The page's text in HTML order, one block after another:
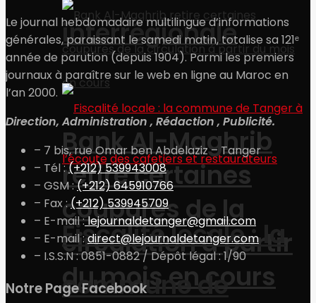
Bank Al-Maghrib
retire certaines
coupures de la
circulation à partir
du mois en cours
interrégionale
Fiscalité locale : la
commune de
Le journal hebdomadaire multilingue d’informations
générales, paraissant le samedi matin, totalise sa 121ᵉ
année de parution (depuis 1904). Parmi les premiers
journaux à paraître sur le web en ligne au Maroc en
l’an 2000.
Direction, Administration , Rédaction , Publicité.
– 7 bis, rue Omar ben Abdelaziz – Tanger
– Tél :(+212) 539943008
– GSM :(+212) 645910766
– Fax :(+212) 539945709
– E-mail :lejournaldetanger@gmail.com
– E-mail :direct@lejournaldetanger.com
– I.S.S.N : 0851-0882 / Dépôt légal : 1/90
Notre Page Facebook